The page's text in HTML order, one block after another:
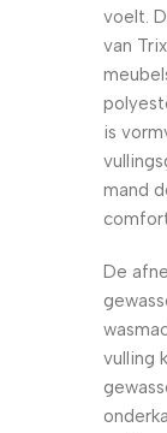
voelt.
van
is
mand
De
vulling